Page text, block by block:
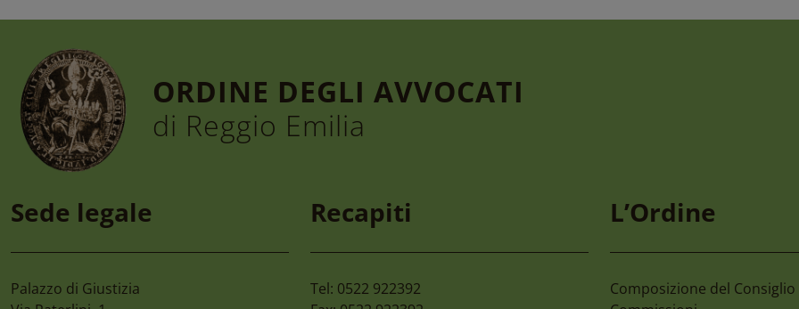
Convegno “la Tutela
Dell’ambiente,
Dall’habitat
81/2026. Le Nuove
Cimone 2027 59°
Campionato Nazionale
Sci Avvocati E Magistrati
C.c. Reggio Calabria –
Organizzazione
Colloqui Tra
ORDINE DEGLI AVVOCATI
di Reggio Emilia
Sede legale
Palazzo di Giustizia
Recapiti
Tel: 0522 922392
L’Ordine
Composizione del Consiglio